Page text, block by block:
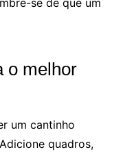
se de que um
o melhor
um cantinho
quadros,